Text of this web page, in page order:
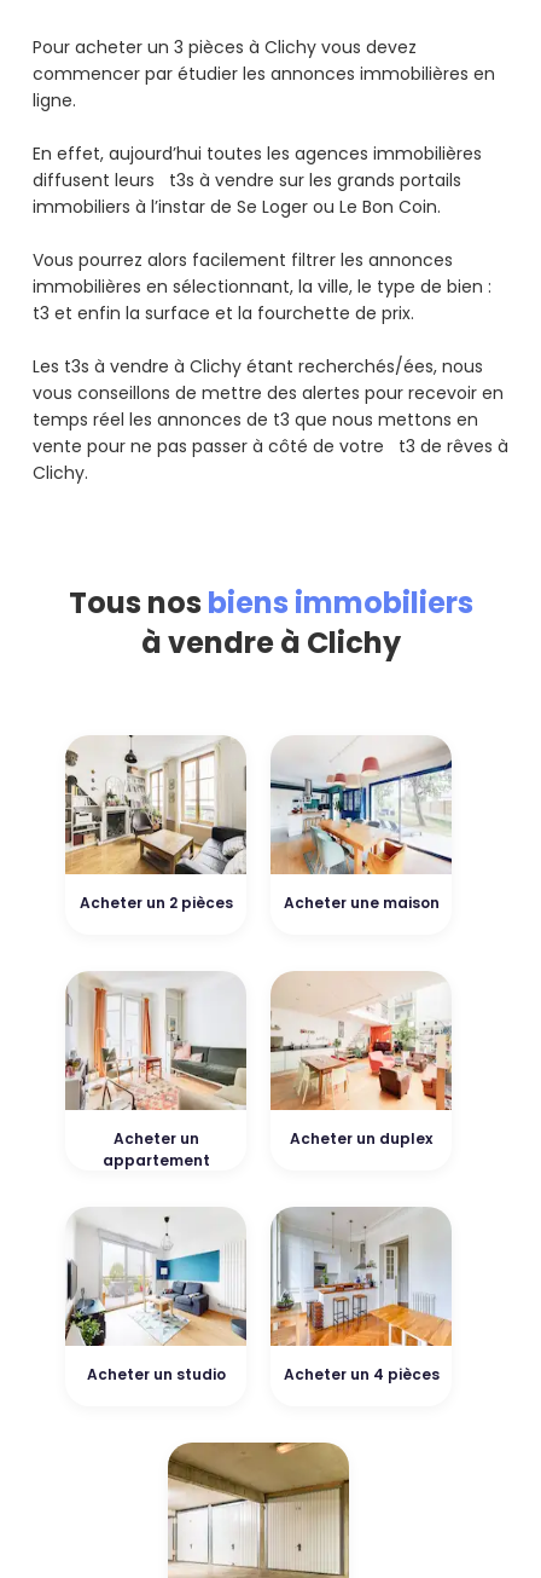
Pour acheter un 3 pièces à Clichy vous devez
commencer par étudier les annonces immobilières en
ligne.
En effet, aujourd’hui toutes les agences immobilières
diffusent leurs t3s à vendre sur les grands portails
immobiliers à l’instar de Se Loger ou Le Bon Coin.
Vous pourrez alors facilement filtrer les annonces
immobilières en sélectionnant, la ville, le type de bien :
t3 et enfin la surface et la fourchette de prix.
Les t3s à vendre à Clichy étant recherchés/ées, nous
vous conseillons de mettre des alertes pour recevoir en
temps réel les annonces de t3 que nous mettons en
vente pour ne pas passer à côté de votre t3 de rêves à
Clichy.
Tous nos biens immobiliers
à vendre à Clichy
Acheter un 2 pièces Acheter une maison
Acheter un
appartement
Acheter un duplex
Acheter un studio Acheter un 4 pièces